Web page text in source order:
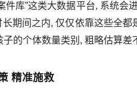
件库”这类大数据平台, 系统
长期间之内, 仅仅依靠这些全
子的个体数量类别, 粗略估算差
精准施救